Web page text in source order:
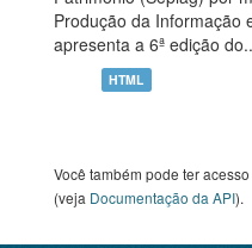
Produção da Informação
apresenta a 6ª edição
HTML
Você também pode ter
(veja Documentação da API).